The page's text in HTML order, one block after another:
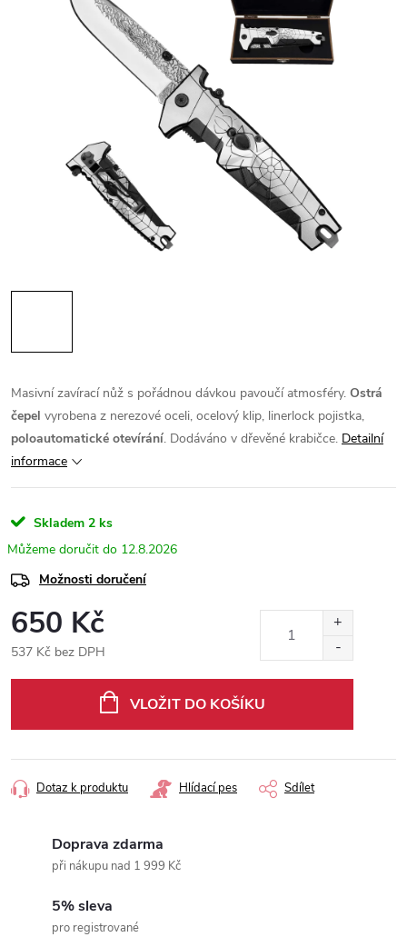
Masivní zavírací nůž s pořádnou dávkou pavoučí atmosféry. Ostrá
čepel vyrobena z nerezové oceli, ocelový klip, linerlock pojistka,
poloautomatické otevírání. Dodáváno v dřevěné krabičce. Detailní
informace
Skladem 2 ks
12.8.2026
Možnosti doručení
650 Kč
537 Kč bez DPH
VLOŽIT DO KOŠÍKU
Dotaz k produktu Hlídací pes Sdílet
Doprava zdarma
při nákupu nad 1 999 Kč
5% sleva
pro registrované